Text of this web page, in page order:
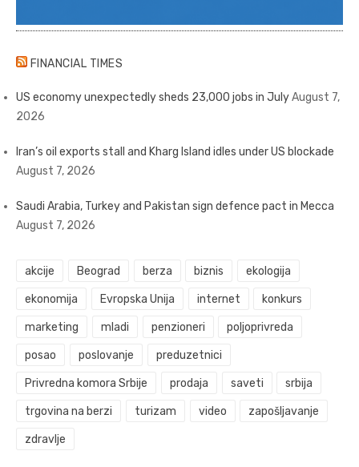
FINANCIAL TIMES
US economy unexpectedly sheds 23,000 jobs in JulyAugust 7,
2026
Iran’s oil exports stall and Kharg Island idles under US blockade
August 7, 2026
Saudi Arabia, Turkey and Pakistan sign defence pact in Mecca
August 7, 2026
akcije Beograd berza biznis ekologija
ekonomija Evropska Unija internet konkurs
marketing mladi penzioneri poljoprivreda
posao poslovanje preduzetnici
Privredna komora Srbije prodaja saveti srbija
trgovina na berzi turizam video zapošljavanje
zdravlje